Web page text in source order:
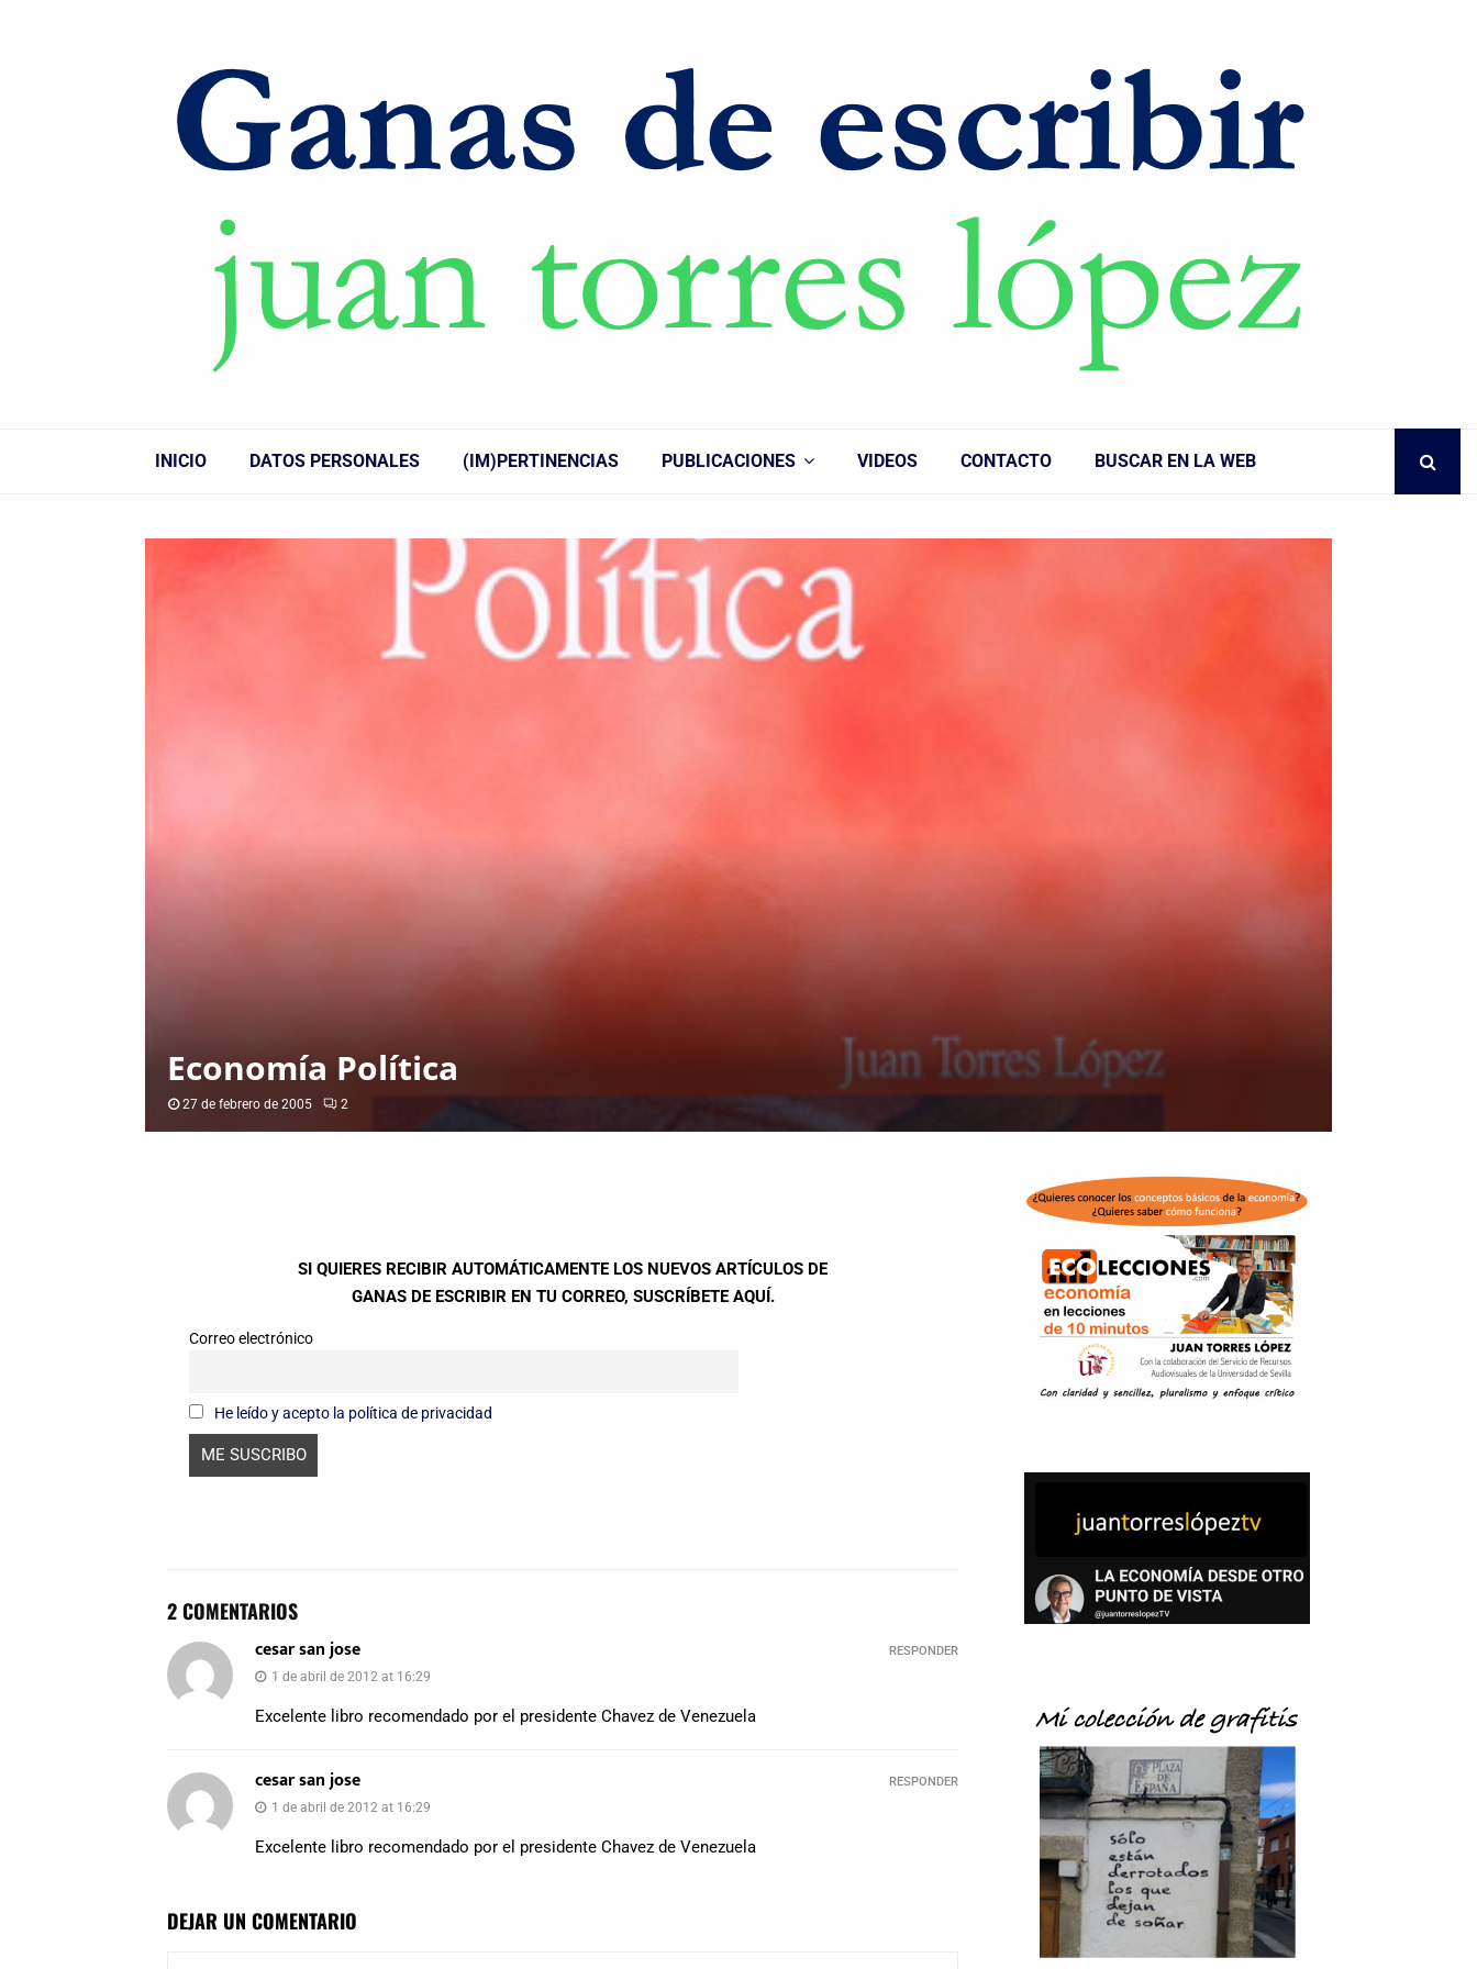
INICIO DATOS PERSONALES (IM)PERTINENCIAS PUBLICACIONES VIDEOS CONTACTO BUSCAR EN LA WEB
Economía Política
27 de febrero de 2005 2
SI QUIERES RECIBIR AUTOMÁTICAMENTE LOS NUEVOS ARTÍCULOS DE
GANAS DE ESCRIBIR EN TU CORREO, SUSCRÍBETE AQUÍ.
Correo electrónico
He leído y acepto la política de privacidad
2 COMENTARIOS
cesar san jose
1 de abril de 2012 at 16:29
Excelente libro recomendado por el presidente Chavez de Venezuela
RESPONDER
cesar san jose
1 de abril de 2012 at 16:29
Excelente libro recomendado por el presidente Chavez de Venezuela
RESPONDER
DEJAR UN COMENTARIO